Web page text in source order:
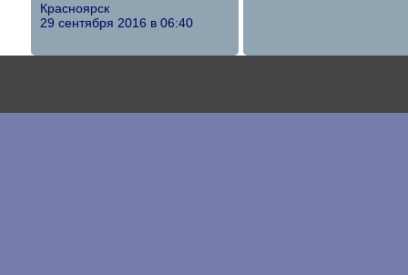
Красноярск
29 сентября 2016 в 06:40